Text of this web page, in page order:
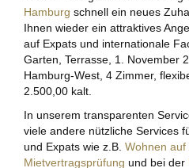
Hamburg schnell ein neues
Ihnen wieder ein attraktives
auf Expats und internationale
Garten, Terrasse, 1. November
Hamburg-West, 4 Zimmer,
2.500,00 kalt.
In unserem transparenten
viele andere nützliche Services
und Expats wie z.B. Wohnen auf
Mietvertragsprüfung und bei der